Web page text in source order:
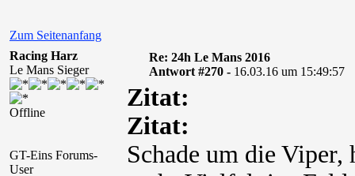
Zum Seitenanfang
Racing Harz
Le Mans Sieger
Offline
GT-Eins Forums-
User
Re: 24h Le Mans 2016
Antwort #270 - 16.03.16 um 15:49:57
Zitat:
Zitat:
Schade um die